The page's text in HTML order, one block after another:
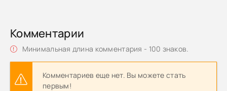
Комментарии
Минимальная длина комментария - 100 знаков.
Комментариев еще нет. Вы можете стать
первым!